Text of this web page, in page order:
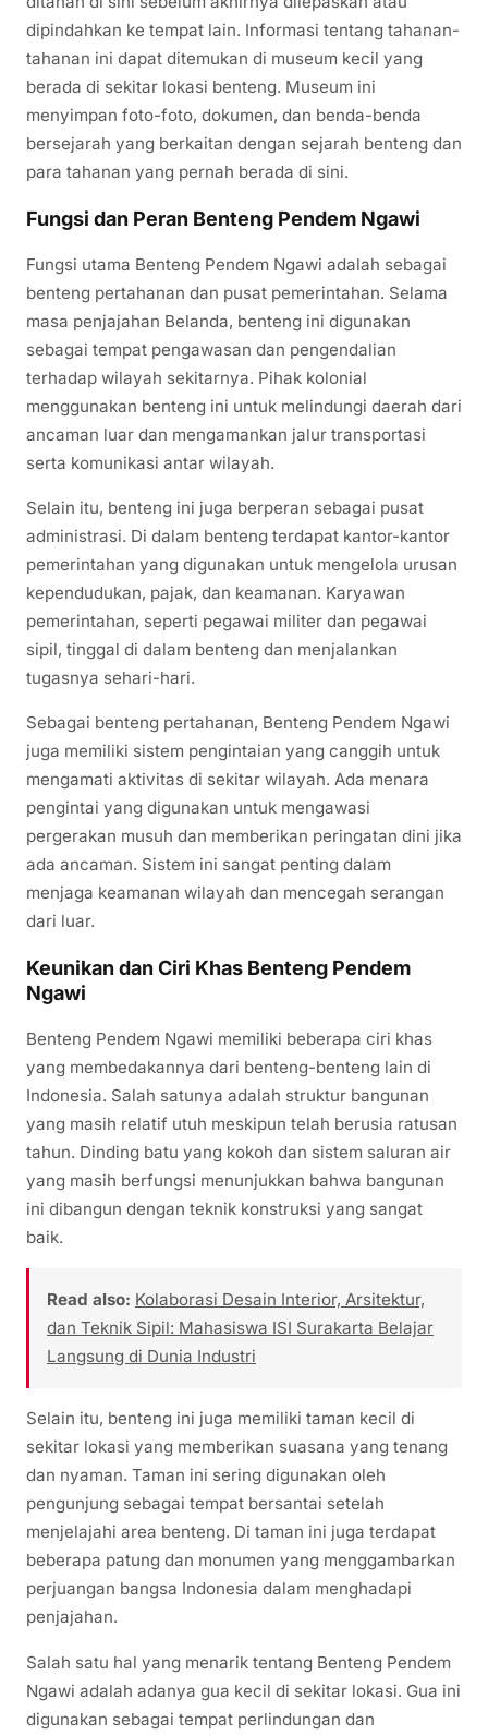
dipindahkan ke tempat lain. Informasi tentang tahanan-
tahanan ini dapat ditemukan di museum kecil yang
berada di sekitar lokasi benteng. Museum ini
menyimpan foto-foto, dokumen, dan benda-benda
bersejarah yang berkaitan dengan sejarah benteng dan
para tahanan yang pernah berada di sini.
Fungsi dan Peran Benteng Pendem Ngawi
Fungsi utama Benteng Pendem Ngawi adalah sebagai
benteng pertahanan dan pusat pemerintahan. Selama
masa penjajahan Belanda, benteng ini digunakan
sebagai tempat pengawasan dan pengendalian
terhadap wilayah sekitarnya. Pihak kolonial
menggunakan benteng ini untuk melindungi daerah dari
ancaman luar dan mengamankan jalur transportasi
serta komunikasi antar wilayah.
Selain itu, benteng ini juga berperan sebagai pusat
administrasi. Di dalam benteng terdapat kantor-kantor
pemerintahan yang digunakan untuk mengelola urusan
kependudukan, pajak, dan keamanan. Karyawan
pemerintahan, seperti pegawai militer dan pegawai
sipil, tinggal di dalam benteng dan menjalankan
tugasnya sehari-hari.
Sebagai benteng pertahanan, Benteng Pendem Ngawi
juga memiliki sistem pengintaian yang canggih untuk
mengamati aktivitas di sekitar wilayah. Ada menara
pengintai yang digunakan untuk mengawasi
pergerakan musuh dan memberikan peringatan dini jika
ada ancaman. Sistem ini sangat penting dalam
menjaga keamanan wilayah dan mencegah serangan
dari luar.
Keunikan dan Ciri Khas Benteng Pendem
Ngawi
Benteng Pendem Ngawi memiliki beberapa ciri khas
yang membedakannya dari benteng-benteng lain di
Indonesia. Salah satunya adalah struktur bangunan
yang masih relatif utuh meskipun telah berusia ratusan
tahun. Dinding batu yang kokoh dan sistem saluran air
yang masih berfungsi menunjukkan bahwa bangunan
ini dibangun dengan teknik konstruksi yang sangat
baik.
Read also: Kolaborasi Desain Interior, Arsitektur,
dan Teknik Sipil: Mahasiswa ISI Surakarta Belajar
Langsung di Dunia Industri
Selain itu, benteng ini juga memiliki taman kecil di
sekitar lokasi yang memberikan suasana yang tenang
dan nyaman. Taman ini sering digunakan oleh
pengunjung sebagai tempat bersantai setelah
menjelajahi area benteng. Di taman ini juga terdapat
beberapa patung dan monumen yang menggambarkan
perjuangan bangsa Indonesia dalam menghadapi
penjajahan.
Salah satu hal yang menarik tentang Benteng Pendem
Ngawi adalah adanya gua kecil di sekitar lokasi. Gua ini
digunakan sebagai tempat perlindungan dan